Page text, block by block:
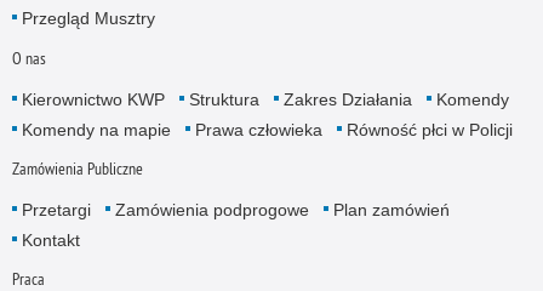
Przegląd Musztry
O nas
Kierownictwo KWP Struktura Zakres Działania
Komendy
Komendy na mapie
Prawa człowieka Równość płci w Policji
Zamówienia Publiczne
Przetargi Zamówienia podprogowe
Plan zamówień
Kontakt
Praca